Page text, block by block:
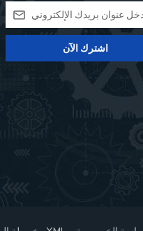
اشترك الآن